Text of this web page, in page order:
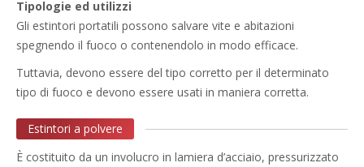
Tipologie ed utilizzi
Gli estintori portatili possono salvare vite e abitazioni
spegnendo il fuoco o contenendolo in modo efficace.
Tuttavia, devono essere del tipo corretto per il determinato
tipo di fuoco e devono essere usati in maniera corretta.
Estintori a polvere
È costituito da un involucro in lamiera d’acciaio, pressurizzato